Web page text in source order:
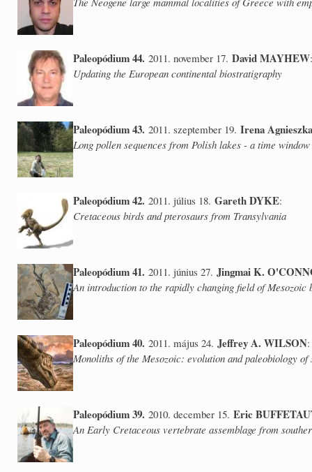
Paleopódium 44. 2011. november 17. David MAYHEW:
Updating the European continental biostratigraphy
Paleopódium 43. 2011. szeptember 19. Irena
Long pollen sequences from Polish lakes - a time
Paleopódium 42. 2011. július 18. Gareth DYKE:
Cretaceous birds and pterosaurs from Transylvania
Paleopódium 41. 2011. június 27. Jingmai K.
An introduction to the rapidly changing field of Mesozoic
Paleopódium 40. 2011. május 24. Jeffrey A. WILSON:
Monoliths of the Mesozoic: evolution and paleobiology of
Paleopódium 39. 2010. december 15. Eric
An Early Cretaceous vertebrate assemblage from